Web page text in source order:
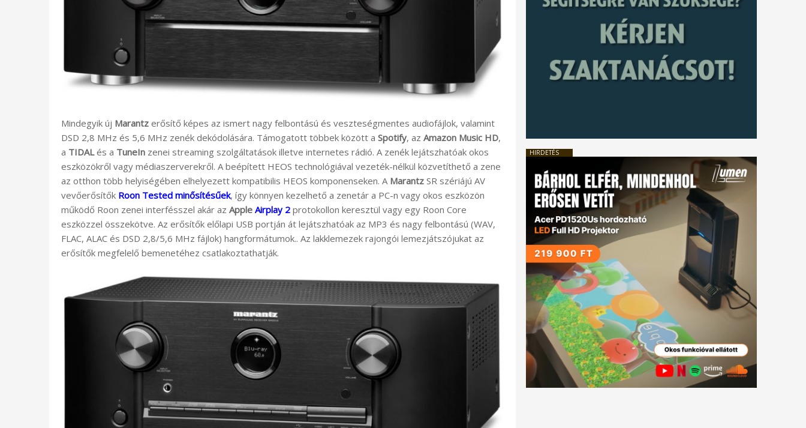
Mindegyik új Marantz erősítő képes az ismert nagy felbontású és veszteségmentes audiofájlok, valamint
DSD 2,8 MHz és 5,6 MHz zenék dekódolására. Támogatott többek között a Spotify, az Amazon Music HD,
a TIDALés a TuneIn zenei streaming szolgáltatások illetve internetes rádió. A zenék lejátszhatóak okos
eszközökről vagy médiaszerverekről. A beépített HEOS technológiával vezeték-nélkül közvetíthető a zene
az otthon több helyiségében elhelyezett kompatibilis HEOS komponenseken. A Marantz SR szériájú AV
vevőerősítők Roon Tested minősítésűek, így könnyen kezelhető a zenetár a PC-n vagy okos eszközön
működő Roon zenei interfésszel akár az Apple Airplay 2 protokollon keresztül vagy egy Roon Core
eszközzel összekötve. Az erősítők előlapi USB portján át lejátszhatóak az MP3 és nagy felbontású (WAV,
FLAC, ALAC és DSD 2,8/5,6 MHz fájlok) hangformátumok.. Az lakklemezek rajongói lemezjátszójukat az
erősítők megfelelő bemenetéhez csatlakoztathatják.
HIRDETÉS